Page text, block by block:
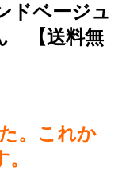
ベージュ
【送料無
。これか